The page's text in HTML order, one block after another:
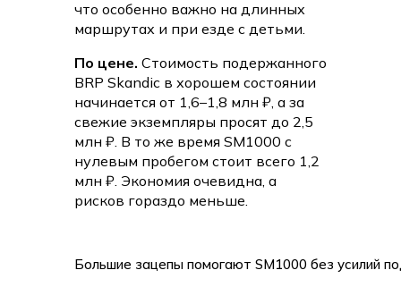
что особенно важно на длинных
маршрутах и при езде с детьми.
По цене. Стоимость подержанного
BRP Skandic в хорошем состоянии
начинается от 1,6–1,8 млн ₽, а за
свежие экземпляры просят до 2,5
млн ₽. В то же время SM1000 с
нулевым пробегом стоит всего 1,2
млн ₽. Экономия очевидна, а
рисков гораздо меньше.
Большие зацепы помогают SM1000 без усилий